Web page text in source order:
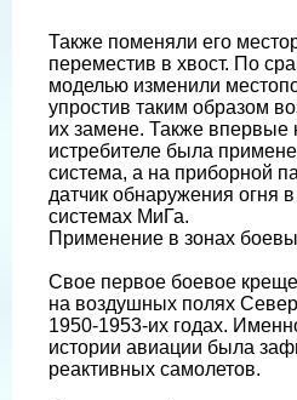
Также поменяли его
переместив в хвост. По
моделью изменили
упростив таким образом
их замене. Также впервые
истребителе была
система, а на приборной
датчик обнаружения огня
системах МиГа.
Применение в зонах
Свое первое боевое
на воздушных полях
1950-1953-их годах.
истории авиации была
реактивных самолетов.